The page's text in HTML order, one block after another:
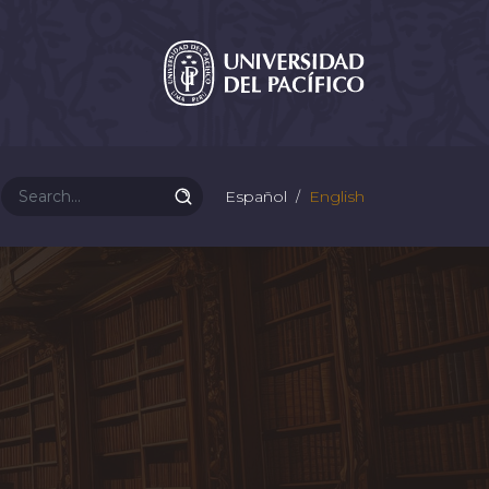
Español English